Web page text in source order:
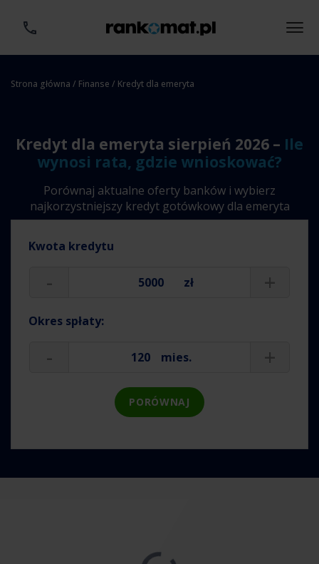
Strona główna / Finanse / Kredyt dla emeryta
Kredyt dla emeryta sierpień 2026 – Ile
wynosi rata, gdzie wnioskować?
Porównaj aktualne oferty banków i wybierz
najkorzystniejszy kredyt gotówkowy dla emeryta
Kwota kredytu
- zł +
Okres spłaty:
- mies. +
PORÓWNAJ